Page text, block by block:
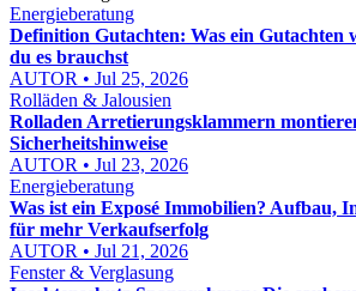
Energieberatung
Definition Gutachten: Was ein Gutachten
du es brauchst
AUTOR • Jul 25, 2026
Rolläden & Jalousien
Rolladen Arretierungsklammern
Sicherheitshinweise
AUTOR • Jul 23, 2026
Energieberatung
Was ist ein Exposé Immobilien? Aufbau,
für mehr Verkaufserfolg
AUTOR • Jul 21, 2026
Fenster & Verglasung